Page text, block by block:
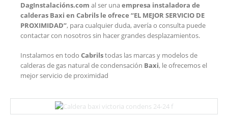
DagInstalacións.com al ser unaempresa instaladora de
calderas Baxi en Cabrils le ofrece “EL MEJOR SERVICIO DE
PROXIMIDAD”, para cualquier duda, avería o consulta puede
contactar con nosotros sin hacer grandes desplazamientos.
Instalamos en todoCabrilstodas las marcas y modelos de
calderas de gas natural de condensación Baxi, le ofrecemos el
mejor servicio de proximidad